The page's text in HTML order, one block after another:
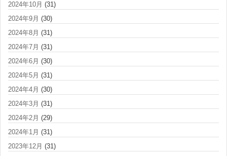
2024年10月 (31)
2024年9月 (30)
2024年8月 (31)
2024年7月 (31)
2024年6月 (30)
2024年5月 (31)
2024年4月 (30)
2024年3月 (31)
2024年2月 (29)
2024年1月 (31)
2023年12月 (31)